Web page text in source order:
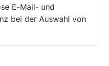
E-Mail- und
bei der Auswahl von